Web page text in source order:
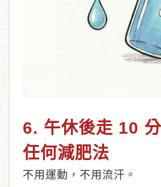
6. 午休後走 10
任何減肥法
不用運動，不用流汗。